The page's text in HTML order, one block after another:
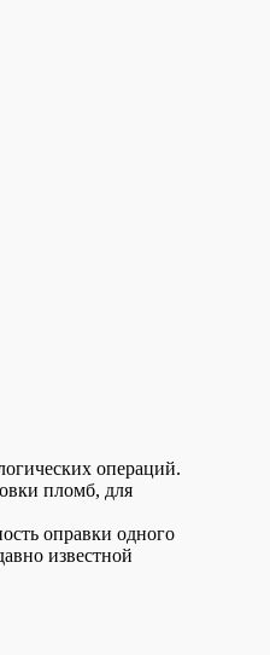
операций.
пломб, для
оправки одного
известной